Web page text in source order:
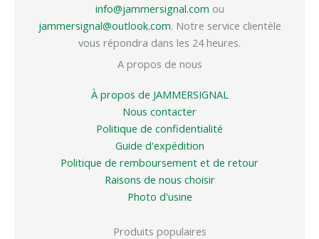
info@jammersignal.com ou
jammersignal@outlook.com. Notre service clientèle
vous répondra dans les 24 heures.
A propos de nous
À propos de JAMMERSIGNAL
Nous contacter
Politique de confidentialité
Guide d'expédition
Politique de remboursement et de retour
Raisons de nous choisir
Photo d'usine
Produits populaires